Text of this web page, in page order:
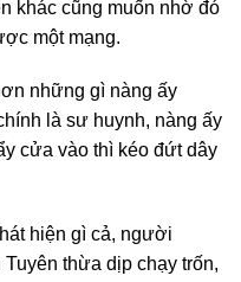
khác cũng muốn nhờ đó
một mạng.
những gì nàng ấy
là sư huynh, nàng ấy
cửa vào thì kéo đứt dây
hiện gì cả, người
thừa dịp chạy trốn,